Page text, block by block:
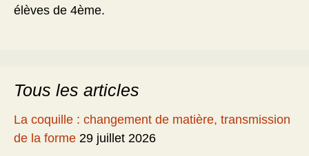
élèves de 4ème.
Tous les articles
La coquille : changement de matière, transmission
de la forme 29 juillet 2026